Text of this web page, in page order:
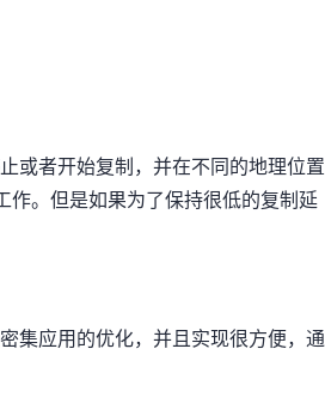
或者开始复制，并在不同的地理位置
作。但是如果为了保持很低的复制延
集应用的优化，并且实现很方便，通